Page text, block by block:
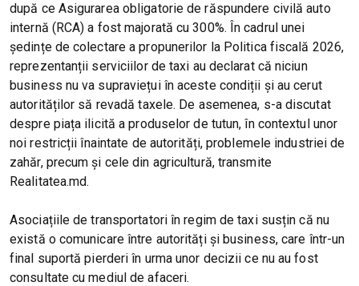
după ce Asigurarea obligatorie de răspundere civilă auto
internă (RCA) a fost majorată cu 300%. În cadrul unei
ședințe de colectare a propunerilor la Politica fiscală 2026,
reprezentanții serviciilor de taxi au declarat că niciun
business nu va supraviețui în aceste condiții și au cerut
autorităților să revadă taxele. De asemenea, s-a discutat
despre piața ilicită a produselor de tutun, în contextul unor
noi restricții înaintate de autorități, problemele industriei de
zahăr, precum și cele din agricultură, transmite
Realitatea.md.
Asociațiile de transportatori în regim de taxi susțin că nu
există o comunicare între autorități și business, care într-un
final suportă pierderi în urma unor decizii ce nu au fost
consultate cu mediul de afaceri.